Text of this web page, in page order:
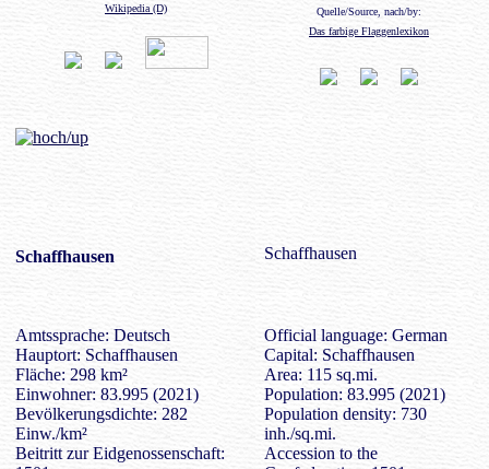
Wikipedia (D)
Quelle/Source, nach/by:
Das farbige Flaggenlexikon
Schaffhausen Schaffhausen
Amtssprache: Deutsch
Hauptort: Schaffhausen
Fläche: 298 km²
Einwohner: 83.995 (2021)
Bevölkerungsdichte: 282
Einw./km²
Beitritt zur Eidgenossenschaft:
Official language: German
Capital: Schaffhausen
Area: 115 sq.mi.
Population: 83.995 (2021)
Population density: 730
inh./sq.mi.
Accession to the